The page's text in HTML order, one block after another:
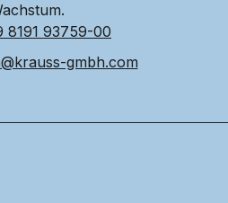
8191 93759-00
gmbh.com